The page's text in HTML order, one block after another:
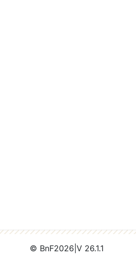
© BnF2026 V 26.1.1